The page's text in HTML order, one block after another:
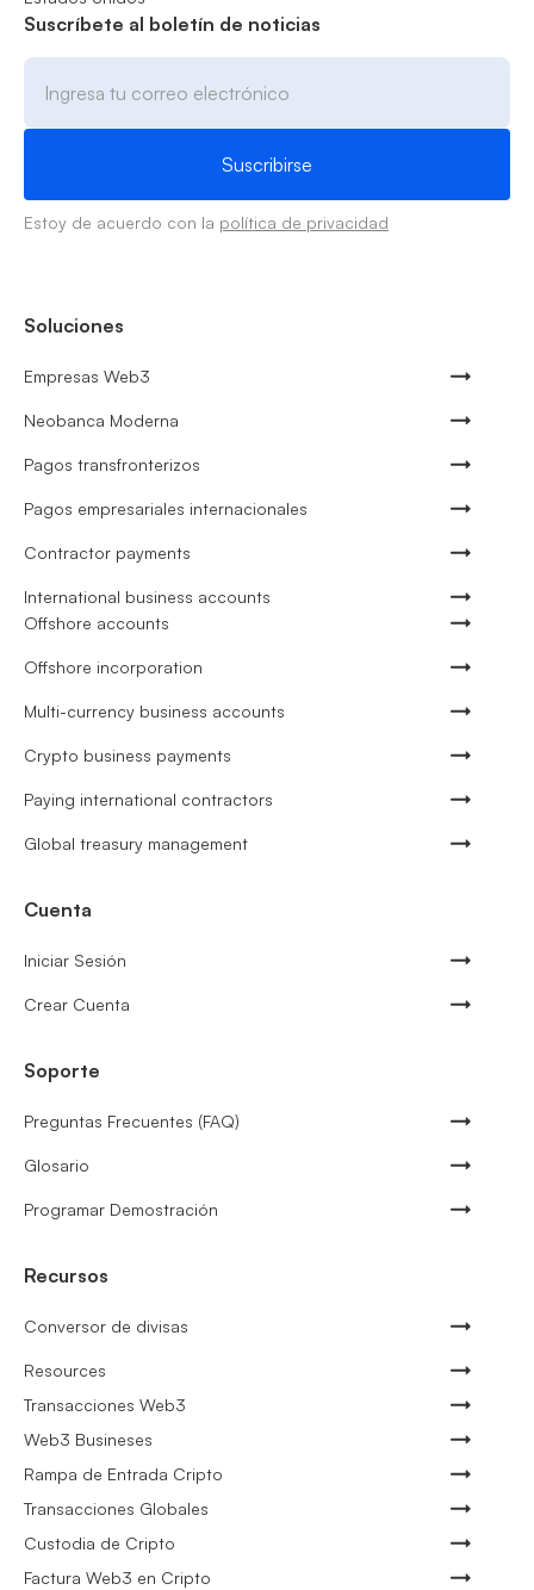
Suscríbete al boletín de noticias
Estoy de acuerdo con la política de privacidad
Soluciones
Empresas Web3
Neobanca Moderna
Pagos transfronterizos
Pagos empresariales internacionales
Contractor payments
International business accounts
Offshore accounts
Offshore incorporation
Multi-currency business accounts
Crypto business payments
Paying international contractors
Global treasury management
Cuenta
Iniciar Sesión
Crear Cuenta
Soporte
Preguntas Frecuentes (FAQ)
Glosario
Programar Demostración
Recursos
Conversor de divisas
Resources
Transacciones Web3
Web3 Busineses
Rampa de Entrada Cripto
Transacciones Globales
Custodia de Cripto
Factura Web3 en Cripto